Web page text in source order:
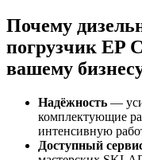
Почему
погрузчик EP
вашему
Надёжность —
комплектующие
интенсивную
Доступный